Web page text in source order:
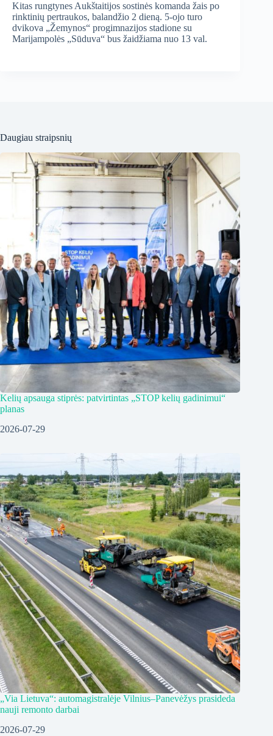
Kitas rungtynes Aukštaitijos sostinės komanda žais po
rinktinių pertraukos, balandžio 2 dieną. 5-ojo turo
dvikova „Žemynos“ progimnazijos stadione su
Marijampolės „Sūduva“ bus žaidžiama nuo 13 val.
Daugiau straipsnių
Kelių apsauga stiprės: patvirtintas „STOP kelių gadinimui“
planas
2026-07-29
„Via Lietuva“: automagistralėje Vilnius–Panevėžys prasideda
nauji remonto darbai
2026-07-29